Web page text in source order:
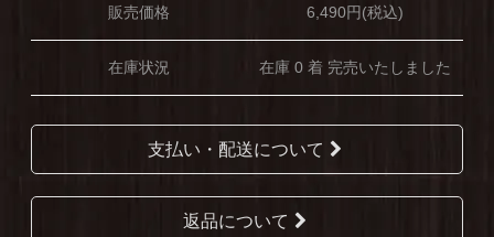
販売価格 6,490円(税込)
在庫状況 在庫 0 着 完売いたしました
支払い・配送について
返品について